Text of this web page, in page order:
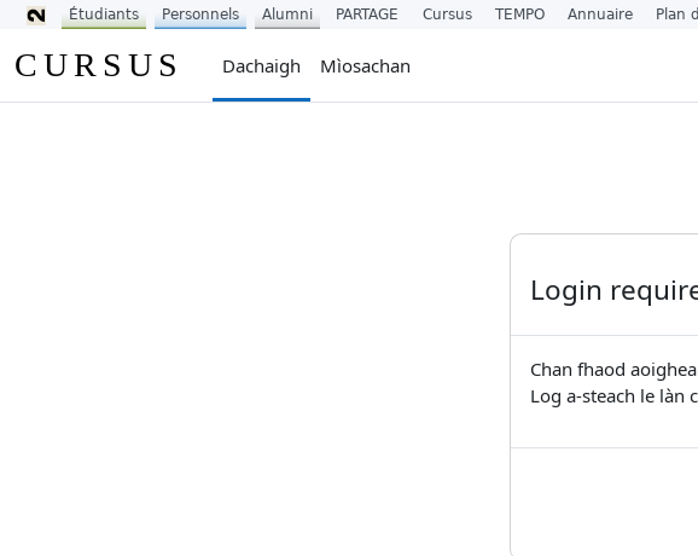
CURSUS Dachaigh Mìosachan
Login
Chan fhaod
Log a-steach le làn
Étudiants Personnels Alumni PARTAGE Cursus TEMPO Annuaire Plan